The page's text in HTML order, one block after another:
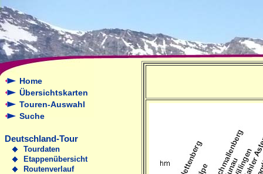
Home
Übersichtskarten
Touren-Auswahl
Suche
Deutschland-Tour
Tourdaten
Etappenübersicht
Routenverlauf